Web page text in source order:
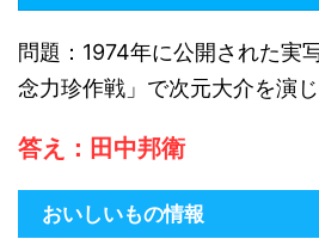
問題：1974年に公開された実
念力珍作戦」で次元大介を演
答え：田中邦衛
おいしいもの情報